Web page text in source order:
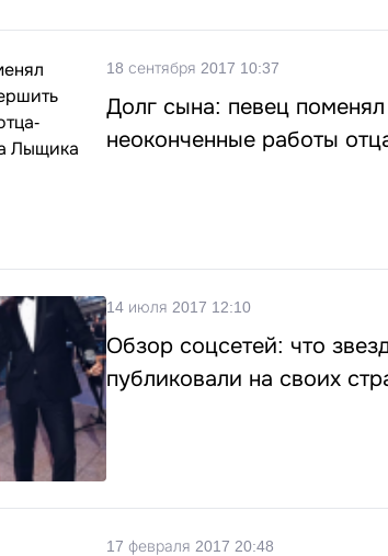
18 сентября 2017 10:37
Долг сына: певец
неоконченные работы
14 июля 2017 12:10
Обзор соцсетей: что
публиковали на своих
17 февраля 2017 20:48